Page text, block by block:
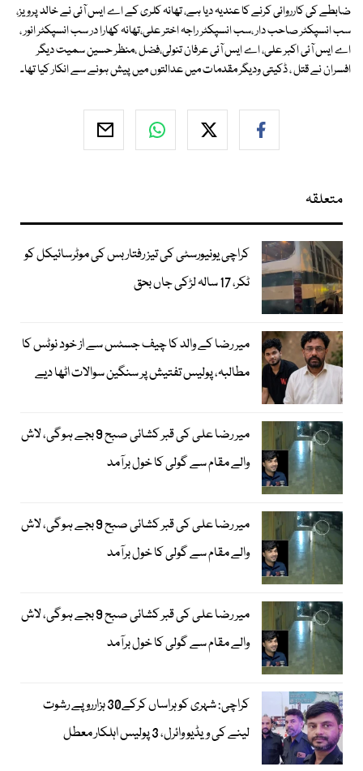
ضابطے کی کارروائی کرنے کا عندیہ دیا ہے، تھانہ کلری کے اے ایس آئی نے خالد پرویز،
سب انسپکٹر صاحب دار ،سب انسپکٹر راجہ اختر علی،تھانہ کھارا در سب انسپکٹر انور ،
اے ایس آئی اکبر علی، اے ایس آئی عرفان تنولی،فضل ،منظر حسین سمیت دیگر
افسران نے قتل ، ڈکیتی ودیگر مقدمات میں عدالتوں میں پیش ہونے سے انکار کیا تھا۔
متعلقہ
کراچی یونیورسٹی کی تیز رفتار بس کی موٹرسائیکل کو
ٹکر، 17 سالہ لڑکی جاں بحق
میر رضا کے والد کا چیف جسٹس سے از خود نوٹس کا
مطالبہ، پولیس تفتیش پر سنگین سوالات اٹھا دیے
میر رضا علی کی قبر کشائی صبح 9 بجے ہوگی، لاش
والے مقام سے گولی کا خول برآمد
میر رضا علی کی قبر کشائی صبح 9 بجے ہوگی، لاش
والے مقام سے گولی کا خول برآمد
میر رضا علی کی قبر کشائی صبح 9 بجے ہوگی، لاش
والے مقام سے گولی کا خول برآمد
کراچی: شہری کو ہراساں کرکے30 ہزارروپے رشوت
لینے کی ویڈیو وائرل، 3 پولیس اہلکار معطل